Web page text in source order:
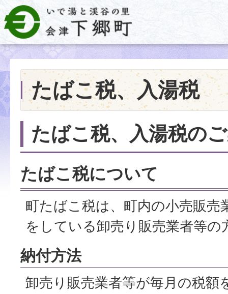
たばこ税、入湯税
たばこ税、入湯税の
たばこ税について
町たばこ税は、町内の小売販売
をしている卸売り販売業者等の
納付方法
卸売り販売業者等が毎月の税額